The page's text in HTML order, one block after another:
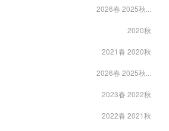
2026春 2025秋...
2020秋
2021春 2020秋
2026春 2025秋...
2023春 2022秋
2022春 2021秋